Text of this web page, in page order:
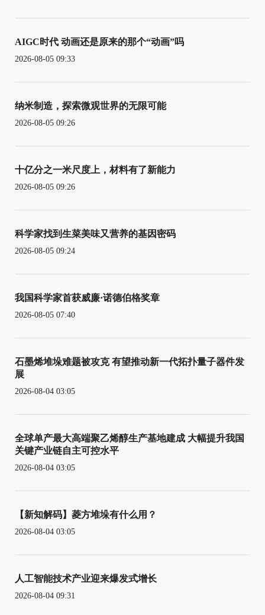
AIGC时代 动画还是原来的那个“动画”吗
2026-08-05 09:33
纳米制造，探索微观世界的无限可能
2026-08-05 09:26
十亿分之一米尺度上，材料有了新能力
2026-08-05 09:26
科学家找到生菜美味又营养的基因密码
2026-08-05 09:24
我国科学家首获威廉·诺德伯格奖章
2026-08-05 07:40
石墨烯堆垛难题被攻克 有望推动新一代拓扑量子器件发
展
2026-08-04 03:05
全球单产最大高端聚乙烯醇生产基地建成 大幅提升我国
关键产业链自主可控水平
2026-08-04 03:05
【新知解码】菱方堆垛有什么用？
2026-08-04 03:05
人工智能技术产业迎来爆发式增长
2026-08-04 09:31